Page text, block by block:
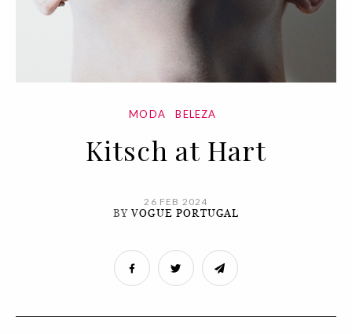
MODA BELEZA
Kitsch at Hart
26 FEB 2024
BYVOGUE PORTUGAL